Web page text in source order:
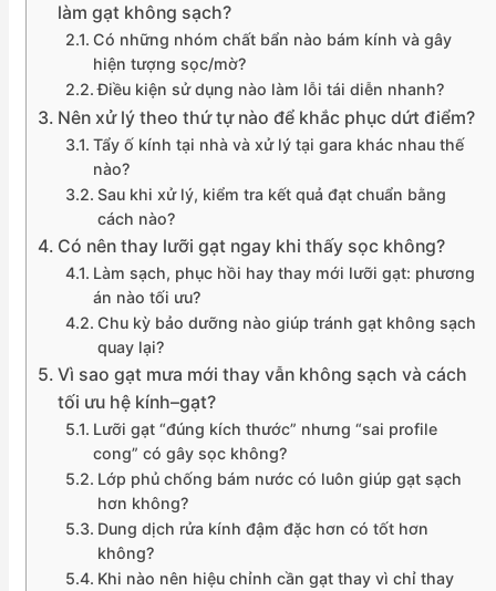
làm gạt không sạch?
Có những nhóm chất bẩn nào bám kính và gây
hiện tượng sọc/mờ?
Điều kiện sử dụng nào làm lỗi tái diễn nhanh?
Nên xử lý theo thứ tự nào để khắc phục dứt điểm?
Tẩy ố kính tại nhà và xử lý tại gara khác nhau thế
nào?
Sau khi xử lý, kiểm tra kết quả đạt chuẩn bằng
cách nào?
Có nên thay lưỡi gạt ngay khi thấy sọc không?
Làm sạch, phục hồi hay thay mới lưỡi gạt: phương
án nào tối ưu?
Chu kỳ bảo dưỡng nào giúp tránh gạt không sạch
quay lại?
Vì sao gạt mưa mới thay vẫn không sạch và cách
tối ưu hệ kính–gạt?
Lưỡi gạt “đúng kích thước” nhưng “sai profile
cong” có gây sọc không?
Lớp phủ chống bám nước có luôn giúp gạt sạch
hơn không?
Dung dịch rửa kính đậm đặc hơn có tốt hơn
không?
Khi nào nên hiệu chỉnh cần gạt thay vì chỉ thay